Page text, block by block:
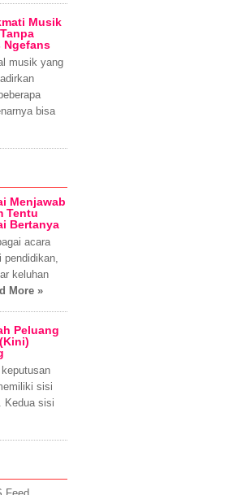
Musik
Ngefans
musik yang
bisa
Menjawab
Tentu
Bertanya
acara
pendidikan,
keluhan
More »
Peluang
sisi
Kedua sisi